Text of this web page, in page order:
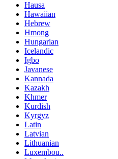
Hausa
Hawaiian
Hebrew
Hmong
Hungarian
Icelandic
Igbo
Javanese
Kannada
Kazakh
Khmer
Kurdish
Kyrgyz
Latin
Latvian
Lithuanian
Luxembou..